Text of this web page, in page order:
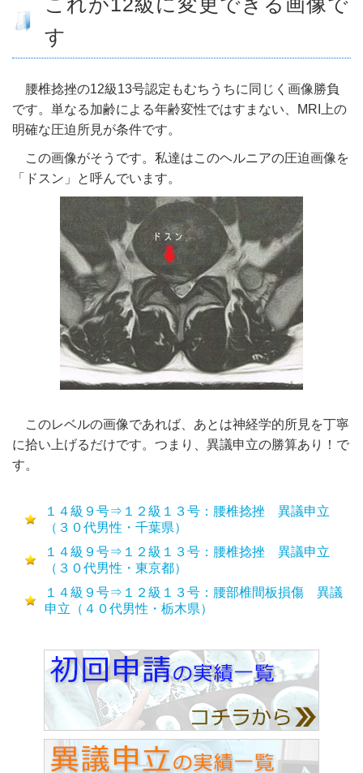
- 高次脳機能障害の皆様へ
保険の百科事典
事務所紹介
ご相談・お問い合わせ
これが12級に変更できる画像で
す
腰椎捻挫の12級13号認定もむちうちに同じく画像勝負
です。単なる加齢による年齢変性ではすまない、MRI上の
明確な圧迫所見が条件です。
この画像がそうです。私達はこのヘルニアの圧迫画像を
「ドスン」と呼んでいます。
このレベルの画像であれば、あとは神経学的所見を丁寧
に拾い上げるだけです。つまり、異議申立の勝算あり！で
す。
１４級９号⇒１２級１３号：腰椎捻挫 異議申立
（３０代男性・千葉県）
１４級９号⇒１２級１３号：腰椎捻挫 異議申立
（３０代男性・東京都）
１４級９号⇒１２級１３号：腰部椎間板損傷 異議
申立（４０代男性・栃木県）